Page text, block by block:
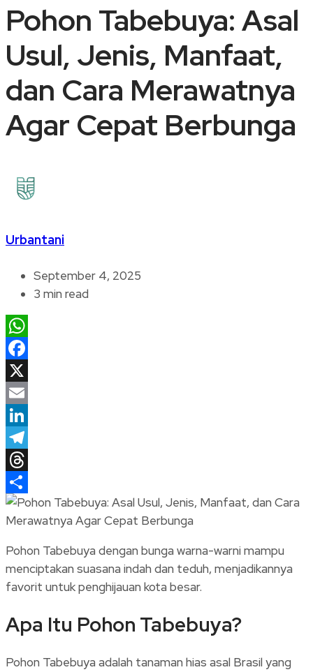
Pohon Tabebuya: Asal
Usul, Jenis, Manfaat,
dan Cara Merawatnya
Agar Cepat Berbunga
Urbantani
September 4, 2025
3 min read
WhatsApp
Facebook
X
Email
LinkedIn
Telegram
Threads
Share
Pohon Tabebuya dengan bunga warna-warni mampu
menciptakan suasana indah dan teduh, menjadikannya
favorit untuk penghijauan kota besar.
Apa Itu Pohon Tabebuya?
Pohon Tabebuya adalah tanaman hias asal Brasil yang